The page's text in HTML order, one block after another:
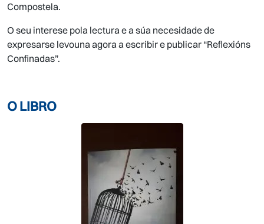
Compostela.
O seu interese pola lectura e a súa necesidade de
expresarse levouna agora a escribir e publicar “Reflexións
Confinadas”.
O LIBRO